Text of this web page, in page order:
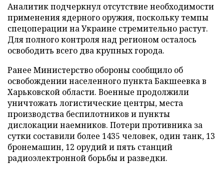
Аналитик подчеркнул отсутствие необходимости
применения ядерного оружия, поскольку темпы
спецоперации на Украине стремительно растут.
Для полного контроля над регионом осталось
освободить всего два крупных города.
Ранее Министерство обороны сообщило об
освобождении населенного пункта Бакшеевка в
Харьковской области. Военные продолжили
уничтожать логистические центры, места
производства беспилотников и пункты
дислокации наемников. Потери противника за
сутки составили более 1435 человек, один танк, 13
бронемашин, 12 орудий и пять станций
радиоэлектронной борьбы и разведки.